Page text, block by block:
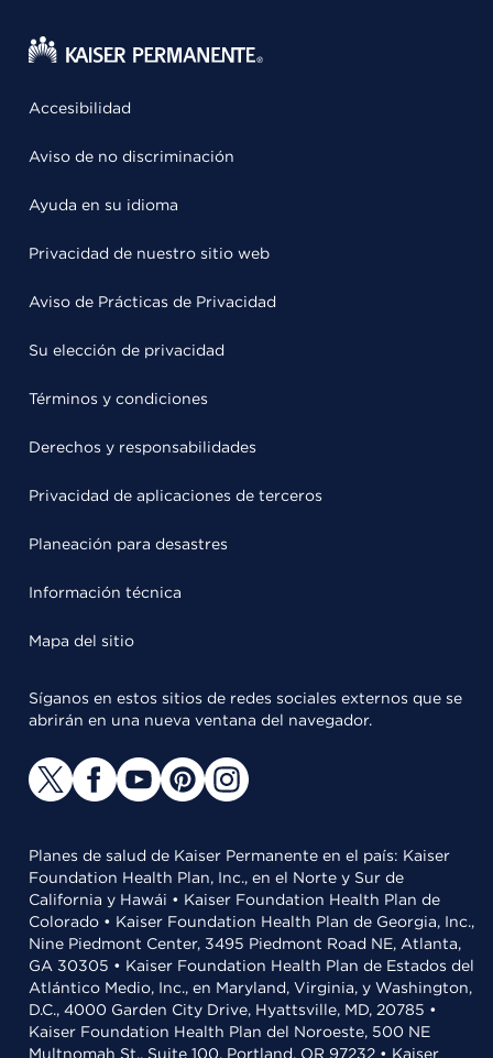
Accesibilidad
Aviso de no discriminación
Ayuda en su idioma
Privacidad de nuestro sitio web
Aviso de Prácticas de Privacidad
Su elección de privacidad
Términos y condiciones
Derechos y responsabilidades
Privacidad de aplicaciones de terceros
Planeación para desastres
Información técnica
Mapa del sitio
Síganos en estos sitios de redes sociales externos que se
abrirán en una nueva ventana del navegador.
Planes de salud de Kaiser Permanente en el país: Kaiser
Foundation Health Plan, Inc., en el Norte y Sur de
California y Hawái • Kaiser Foundation Health Plan de
Colorado • Kaiser Foundation Health Plan de Georgia, Inc.,
Nine Piedmont Center, 3495 Piedmont Road NE, Atlanta,
GA 30305 • Kaiser Foundation Health Plan de Estados del
Atlántico Medio, Inc., en Maryland, Virginia, y Washington,
D.C., 4000 Garden City Drive, Hyattsville, MD, 20785 •
Kaiser Foundation Health Plan del Noroeste, 500 NE
Multnomah St., Suite 100, Portland, OR 97232 • Kaiser